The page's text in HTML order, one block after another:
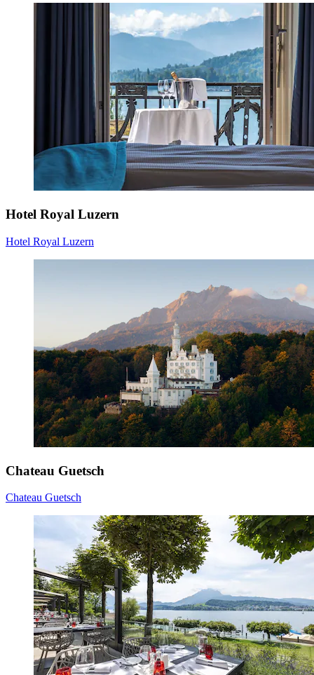
Hotel Royal Luzern
Hotel Royal Luzern
Chateau Guetsch
Chateau Guetsch